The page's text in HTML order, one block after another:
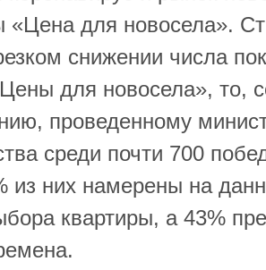
«Цена для новосела».
снижении числа
для новосела», то,
проведенному
среди почти 700
из них намерены на
квартиры, а 43%